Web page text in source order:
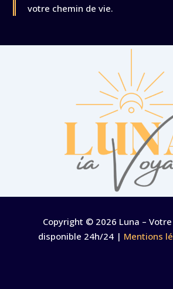
votre chemin de vie.
Copyright © 2026 Luna –
disponible 24h/24 | Mentions